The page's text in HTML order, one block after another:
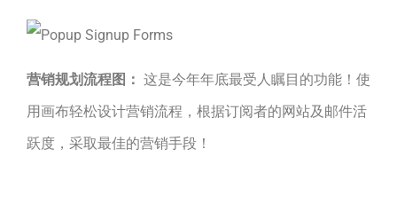
营销规划流程图： 这是今年年底最受人瞩目的功能！使
用画布轻松设计营销流程，根据订阅者的网站及邮件活
跃度，采取最佳的营销手段！